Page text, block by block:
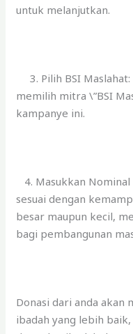
untuk melanjutkan.
3. Pilih BSI
memilih mitra \”BSI
kampanye ini.
4. Masukkan
sesuai dengan
besar maupun kecil,
bagi pembangunan
Donasi dari anda
ibadah yang lebih